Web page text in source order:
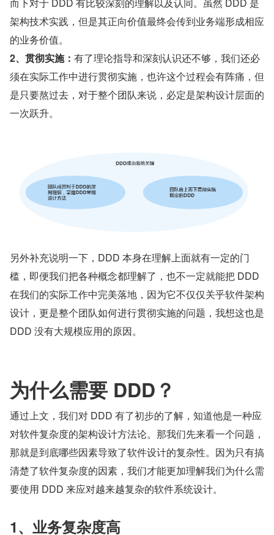
架构技术实践，但是其正向价值最终会传到业务端形成相应
的业务价值。
2、贯彻实施： 有了理论指导和深刻认识还不够，我们还必
须在实际工作中进行贯彻实施，也许这个过程会有阵痛，但
是只要熬过去，对于整个团队来说，必定是架构设计层面的
一次跃升。
另外补充说明一下，DDD 本身在理解上面就有一定的门
槛，即便我们把各种概念都理解了，也不一定就能把 DDD
在我们的实际工作中完美落地，因为它不仅仅关乎软件架构
设计，更是整个团队如何进行贯彻实施的问题，我想这也是
DDD 没有大规模应用的原因。
为什么需要 DDD？
通过上文，我们对 DDD 有了初步的了解，知道他是一种应
对软件复杂度的架构设计方法论。那我们先来看一个问题，
那就是到底哪些因素导致了软件设计的复杂性。因为只有搞
清楚了软件复杂度的因素，我们才能更加理解我们为什么需
要使用 DDD 来应对越来越复杂的软件系统设计。
1、业务复杂度高